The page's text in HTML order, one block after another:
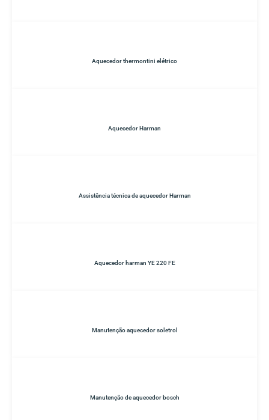
Aquecedor thermontini elétrico
Aquecedor Harman
Assistência técnica de aquecedor Harman
Aquecedor harman YE 220 FE
Manutenção aquecedor soletrol
Manutenção de aquecedor bosch